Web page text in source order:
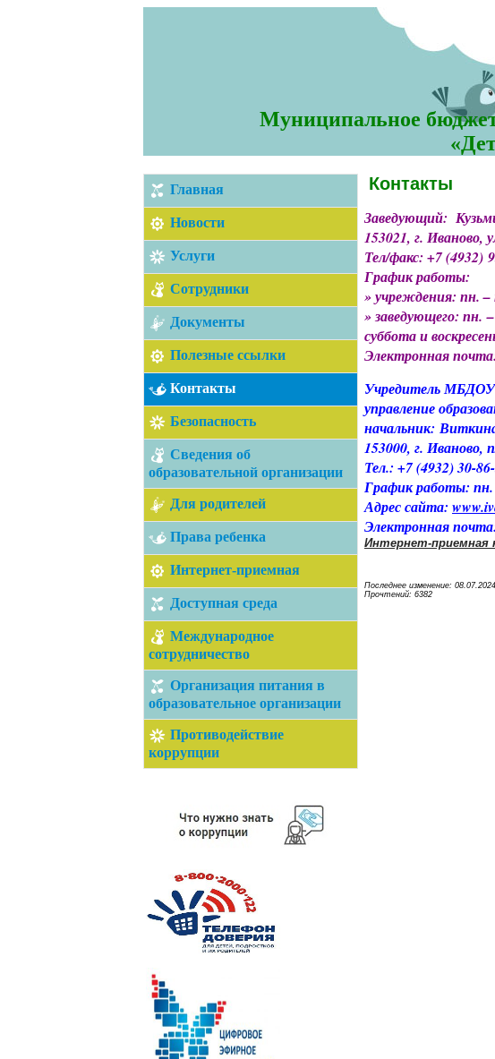
Муниципальное
Главная
Новости
Услуги
Сотрудники
Документы
Полезные ссылки
Контакты
Безопасность
Сведения об
образовательной организации
Для родителей
Права ребенка
Интернет-приемная
Доступная среда
Международное
сотрудничество
Организация питания в
образовательное организации
Противодействие
коррупции
Контакты
Заведующий:
153021, г. Иваново,
Тел/факс: +7 (4932)
График работы:
» учреждения: пн. –
» заведующего: пн.
суббота и
Электронная
Учредитель
управление
начальник:
153000, г. Иваново,
Тел.: +7 (4932) 30-
График работы: пн.
Адрес сайта:
Электронная
Интернет-приемная
Последнее изменение:
Прочтений: 6382